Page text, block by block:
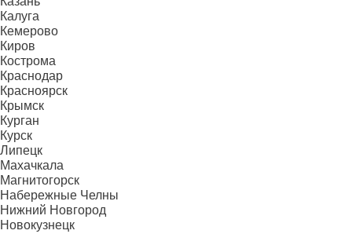
Калуга
Кемерово
Киров
Кострома
Краснодар
Красноярск
Крымск
Курган
Курск
Липецк
Махачкала
Магнитогорск
Набережные Челны
Нижний Новгород
Новокузнецк